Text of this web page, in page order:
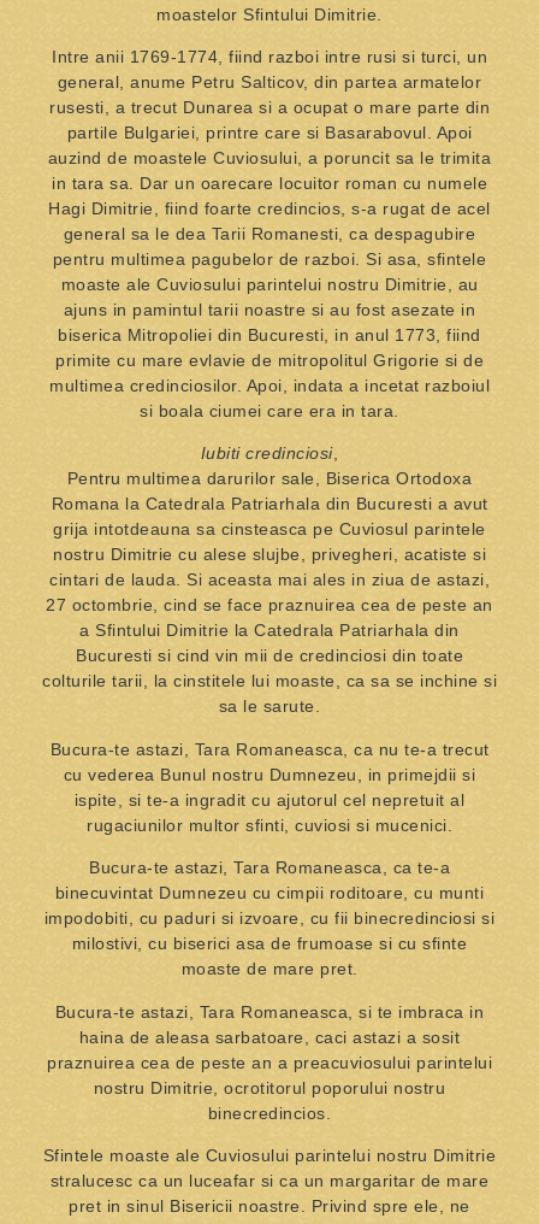
moastelor Sfintului Dimitrie.
Intre anii 1769-1774, fiind razboi intre rusi si turci, un
general, anume Petru Salticov, din partea armatelor
rusesti, a trecut Dunarea si a ocupat o mare parte din
partile Bulgariei, printre care si Basarabovul. Apoi
auzind de moastele Cuviosului, a poruncit sa le trimita
in tara sa. Dar un oarecare locuitor roman cu numele
Hagi Dimitrie, fiind foarte credincios, s-a rugat de acel
general sa le dea Tarii Romanesti, ca despagubire
pentru multimea pagubelor de razboi. Si asa, sfintele
moaste ale Cuviosului parintelui nostru Dimitrie, au
ajuns in pamintul tarii noastre si au fost asezate in
biserica Mitropoliei din Bucuresti, in anul 1773, fiind
primite cu mare evlavie de mitropolitul Grigorie si de
multimea credinciosilor. Apoi, indata a incetat razboiul
si boala ciumei care era in tara.
Iubiti credinciosi,
Pentru multimea darurilor sale, Biserica Ortodoxa
Romana la Catedrala Patriarhala din Bucuresti a avut
grija intotdeauna sa cinsteasca pe Cuviosul parintele
nostru Dimitrie cu alese slujbe, privegheri, acatiste si
cintari de lauda. Si aceasta mai ales in ziua de astazi,
27 octombrie, cind se face praznuirea cea de peste an
a Sfintului Dimitrie la Catedrala Patriarhala din
Bucuresti si cind vin mii de credinciosi din toate
colturile tarii, la cinstitele lui moaste, ca sa se inchine si
sa le sarute.
Bucura-te astazi, Tara Romaneasca, ca nu te-a trecut
cu vederea Bunul nostru Dumnezeu, in primejdii si
ispite, si te-a ingradit cu ajutorul cel nepretuit al
rugaciunilor multor sfinti, cuviosi si mucenici.
Bucura-te astazi, Tara Romaneasca, ca te-a
binecuvintat Dumnezeu cu cimpii roditoare, cu munti
impodobiti, cu paduri si izvoare, cu fii binecredinciosi si
milostivi, cu biserici asa de frumoase si cu sfinte
moaste de mare pret.
Bucura-te astazi, Tara Romaneasca, si te imbraca in
haina de aleasa sarbatoare, caci astazi a sosit
praznuirea cea de peste an a preacuviosului parintelui
nostru Dimitrie, ocrotitorul poporului nostru
binecredincios.
Sfintele moaste ale Cuviosului parintelui nostru Dimitrie
stralucesc ca un luceafar si ca un margaritar de mare
pret in sinul Bisericii noastre. Privind spre ele, ne